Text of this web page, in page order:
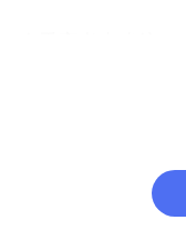
3、考试科目及考